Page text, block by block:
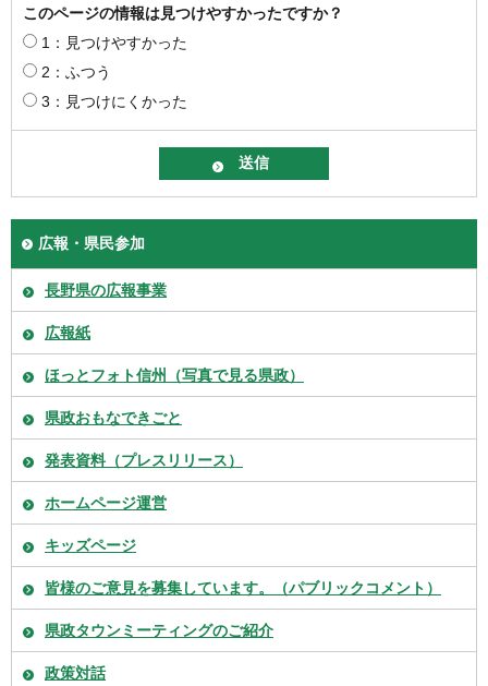
このページの情報は見つけやすかったですか？
1：見つけやすかった
2：ふつう
3：見つけにくかった
広報・県民参加
長野県の広報事業
広報紙
ほっとフォト信州（写真で見る県政）
県政おもなできごと
発表資料（プレスリリース）
ホームページ運営
キッズページ
皆様のご意見を募集しています。（パブリックコメント）
県政タウンミーティングのご紹介
政策対話